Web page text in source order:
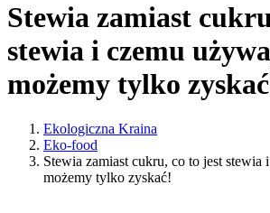
Stewia zamiast
stewia i czemu
możemy tylko
Ekologiczna Kraina
Eko-food
Stewia zamiast cukru, co to jest stewia
możemy tylko zyskać!